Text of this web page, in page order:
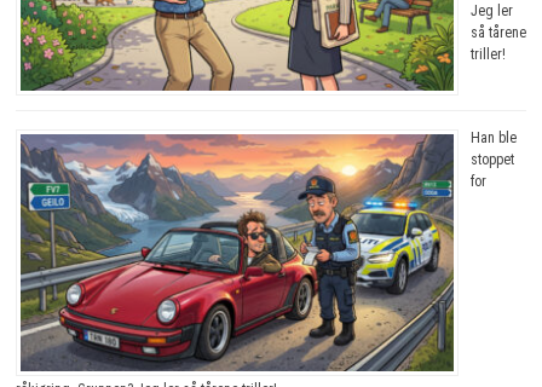
Jeg ler
så tårene
triller!
Han ble
stoppet
for